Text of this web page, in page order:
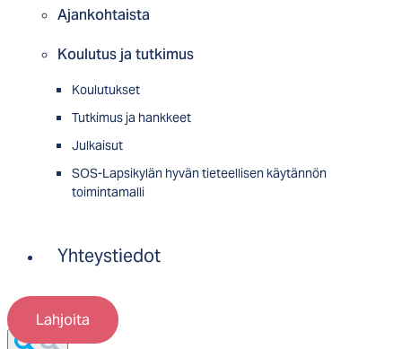
Ajankohtaista
Koulutus ja tutkimus
Koulutukset
Tutkimus ja hankkeet
Julkaisut
SOS-Lapsikylän hyvän tieteellisen käytännön
toimintamalli
Yhteystiedot
Lahjoita